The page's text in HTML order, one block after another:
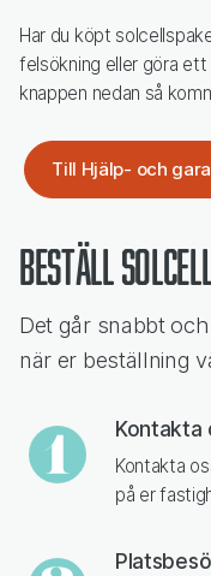
Har du köpt
felsökning eller göra
knappen nedan så
Till Hjälp- och
Beställ
Det går snabbt
när er beställning
Kontakta
Kontakta
på er